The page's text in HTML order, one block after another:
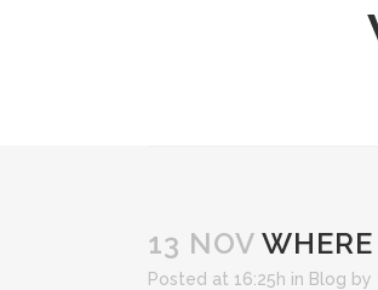
13 NOV
Posted at 16:25h in Blog by